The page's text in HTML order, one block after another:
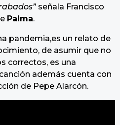
señala Francisco
Palma.
pandemia,es un relato de
de asumir que no
correctos, es una
además cuenta con
de Pepe Alarcón.